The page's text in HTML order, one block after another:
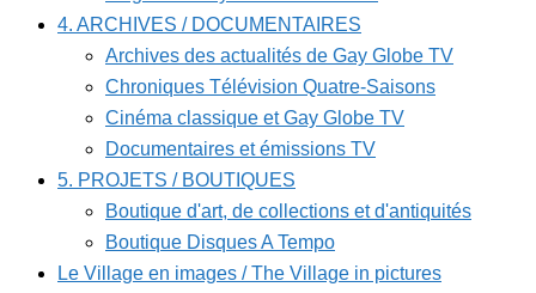
4. ARCHIVES / DOCUMENTAIRES
Archives des actualités de Gay Globe TV
Chroniques Télévision Quatre-Saisons
Cinéma classique et Gay Globe TV
Documentaires et émissions TV
5. PROJETS / BOUTIQUES
Boutique d'art, de collections et d'antiquités
Boutique Disques A Tempo
Le Village en images / The Village in pictures